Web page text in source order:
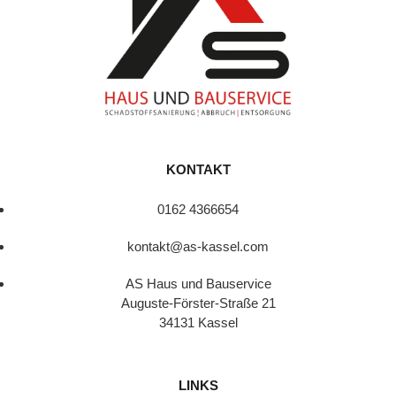
KONTAKT
0162 4366654
kontakt@as-kassel.com
AS Haus und Bauservice
Auguste-Förster-Straße 21
34131 Kassel
LINKS